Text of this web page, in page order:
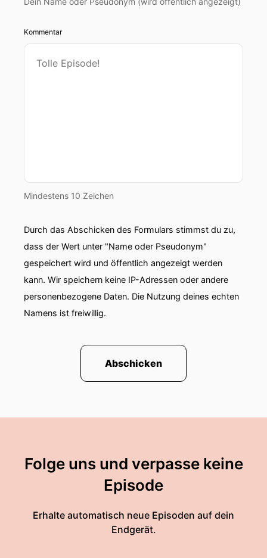
Kommentar
Mindestens 10 Zeichen
Durch das Abschicken des Formulars stimmst du zu,
dass der Wert unter "Name oder Pseudonym"
gespeichert wird und öffentlich angezeigt werden
kann. Wir speichern keine IP-Adressen oder andere
personenbezogene Daten. Die Nutzung deines echten
Namens ist freiwillig.
Abschicken
Folge uns und verpasse keine
Episode
Erhalte automatisch neue Episoden auf dein
Endgerät.